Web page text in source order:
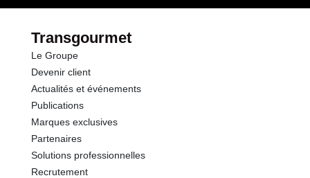
Transgourmet
Le Groupe
Devenir client
Actualités et événements
Publications
Marques exclusives
Partenaires
Solutions professionnelles
Recrutement